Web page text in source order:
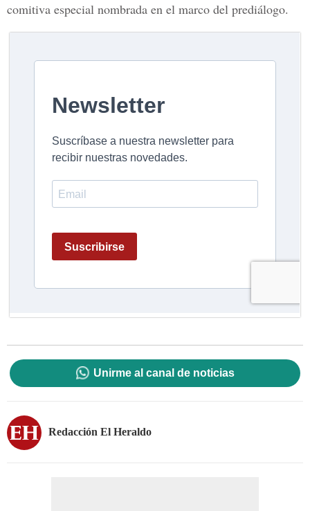
comitiva especial nombrada en el marco del prediálogo.
Unirme al canal de noticias
Redacción El Heraldo